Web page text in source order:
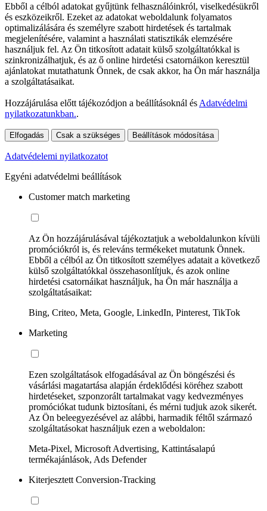
Ebből a célból adatokat gyűjtünk felhasználóinkról, viselkedésükről
és eszközeikről. Ezeket az adatokat weboldalunk folyamatos
optimalizálására és személyre szabott hirdetések és tartalmak
megjelenítésére, valamint a használati statisztikák elemzésére
használjuk fel. Az Ön titkosított adatait külső szolgáltatókkal is
szinkronizálhatjuk, és az ő online hirdetési csatornáikon keresztül
ajánlatokat mutathatunk Önnek, de csak akkor, ha Ön már használja
a szolgáltatásaikat.
Hozzájárulása előtt tájékozódjon a beállításoknál és Adatvédelmi
nyilatkozatunkban..
Elfogadás Csak a szükséges Beállítások módosítása
Adatvédelemi nyilatkozatot
Egyéni adatvédelmi beállítások
Customer match marketing
Az Ön hozzájárulásával tájékoztatjuk a weboldalunkon kívüli
promóciókról is, és releváns termékeket mutatunk Önnek.
Ebből a célból az Ön titkosított személyes adatait a következő
külső szolgáltatókkal összehasonlítjuk, és azok online
hirdetési csatornáikat használjuk, ha Ön már használja a
szolgáltatásaikat:
Bing, Criteo, Meta, Google, LinkedIn, Pinterest, TikTok
Marketing
Ezen szolgáltatások elfogadásával az Ön böngészési és
vásárlási magatartása alapján érdeklődési köréhez szabott
hirdetéseket, szponzorált tartalmakat vagy kedvezményes
promóciókat tudunk biztosítani, és mérni tudjuk azok sikerét.
Az Ön beleegyezésével az alábbi, harmadik féltől származó
szolgáltatásokat használjuk ezen a weboldalon:
Meta-Pixel, Microsoft Advertising, Kattintásalapú
termékajánlások, Ads Defender
Kiterjesztett Conversion-Tracking